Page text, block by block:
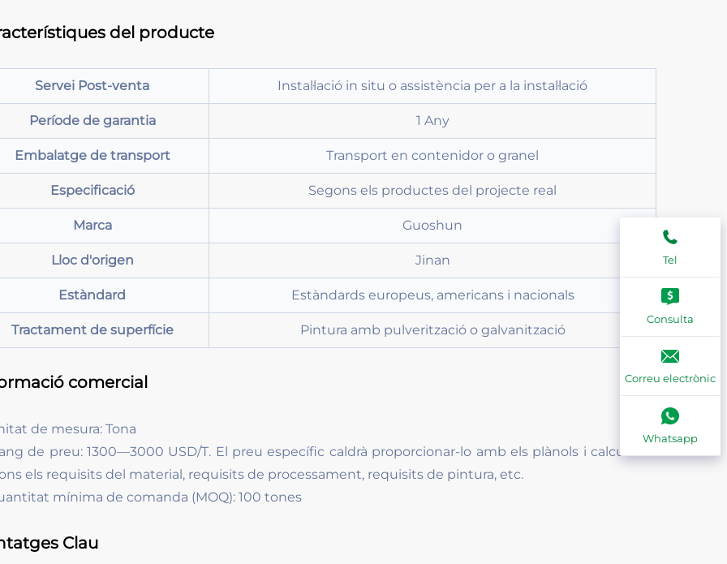
del producte
Servei Post-venta Instal·lació in situ o assistència per a la instal·lació
Període de garantia 1 Any
Embalatge de transport Transport en contenidor o granel
Especificació Segons els productes del projecte real
Marca Guoshun
Lloc d'origen Jinan
Estàndard Estàndards europeus, americans i nacionals
Tractament de superfície Pintura amb pulverització o galvanització
comercial
de mesura: Tona
de preu: 1300—3000 USD/T. El preu específic caldrà proporcionar-lo amb els plànols i calcular-lo
els requisits del material, requisits de processament, requisits de pintura, etc.
mínima de comanda (MOQ): 100 tones
Clau
Tel
Consulta
Correu electrònic
Whatsapp